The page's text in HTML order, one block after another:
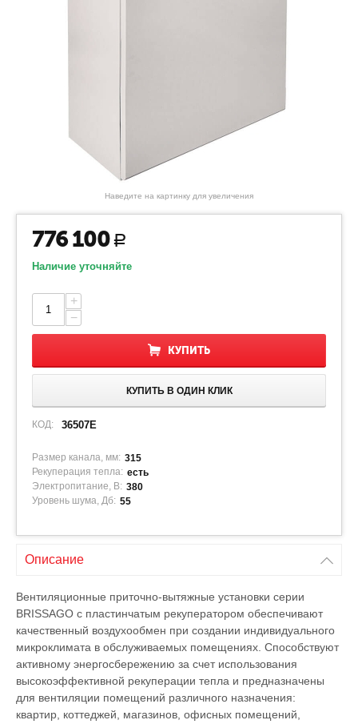
Наведите на картинку для увеличения
776 100 Р
Наличие уточняйте
+
−
КУПИТЬ
КУПИТЬ В ОДИН КЛИК
КОД: 36507E
Размер канала, мм: 315
Рекуперация тепла: есть
Электропитание, В: 380
Уровень шума, Дб: 55
Описание
Вентиляционные приточно-вытяжные установки серии
BRISSAGO с пластинчатым рекуператором обеспечивают
качественный воздухообмен при создании индивидуального
микроклимата в обслуживаемых помещениях. Способствуют
активному энергосбережению за счет использования
высокоэффективной рекуперации тепла и предназначены
для вентиляции помещений различного назначения:
квартир, коттеджей, магазинов, офисных помещений,